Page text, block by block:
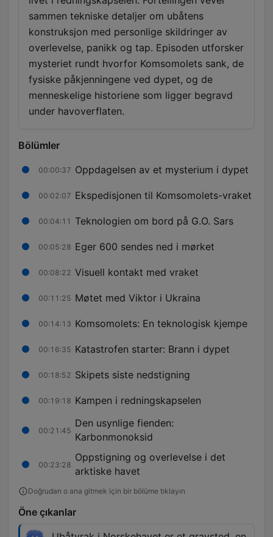
sammen tekniske detaljer om ubåtens
konstruksjon med personlige skildringer av
overlevelse, panikk og tap. Episoden utforsker
mysteriet rundt hvorfor Komsomolets sank, de
fysiske påkjenningene ved dypet, og de
menneskelige historiene som ligger begravd
under havoverflaten.
Bölümler
00:00:37 Oppdagelsen av et mysterium i dypet
00:02:07 Ekspedisjonen til Komsomolets-vraket
00:04:11 Teknologien om bord på G.O. Sars
00:05:28 Eger 600 sendes ned i mørket
00:08:22 Visuell kontakt med vraket
00:11:25 Møtet med Viktor i Ukraina
00:14:13 Komsomolets: En teknologisk kjempe
00:16:35 Katastrofen starter: Brann i dypet
00:18:52 Skipets siste nedstigning
00:19:18 Kampen i redningskapselen
00:21:45
Den usynlige fienden:
Karbonmonoksid
00:23:28
Oppstigning og overlevelse i det
arktiske havet
Doğrudan o ana gitmek için bir bölüme tıklayın
Öne çıkanlar